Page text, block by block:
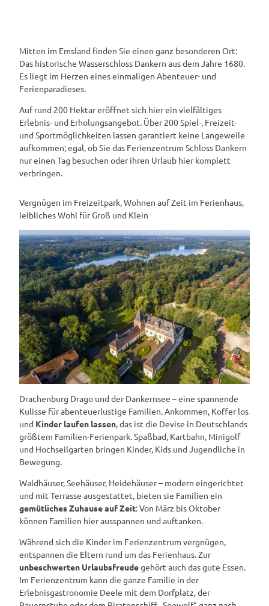
Mitten im Emsland finden Sie einen ganz besonderen Ort:
Das historische Wasserschloss Dankern aus dem Jahre 1680.
Es liegt im Herzen eines einmaligen Abenteuer- und
Ferienparadieses.
Auf rund 200 Hektar eröffnet sich hier ein vielfältiges
Erlebnis- und Erholungsangebot. Über 200 Spiel-, Freizeit-
und Sportmöglichkeiten lassen garantiert keine Langeweile
aufkommen; egal, ob Sie das Ferienzentrum Schloss Dankern
nur einen Tag besuchen oder ihren Urlaub hier komplett
verbringen.
Vergnügen im Freizeitpark, Wohnen auf Zeit im Ferienhaus,
leibliches Wohl für Groß und Klein
Drachenburg Drago und der Dankernsee – eine spannende
Kulisse für abenteuerlustige Familien. Ankommen, Koffer los
und Kinder laufen lassen, das ist die Devise in Deutschlands
größtem Familien-Ferienpark. Spaßbad, Kartbahn, Minigolf
und Hochseilgarten bringen Kinder, Kids und Jugendliche in
Bewegung.
Waldhäuser, Seehäuser, Heidehäuser – modern eingerichtet
und mit Terrasse ausgestattet, bieten sie Familien ein
gemütliches Zuhause auf Zeit: Von März bis Oktober
können Familien hier ausspannen und auftanken.
Während sich die Kinder im Ferienzentrum vergnügen,
entspannen die Eltern rund um das Ferienhaus. Zur
unbeschwerten Urlaubsfreudegehört auch das gute Essen.
Im Ferienzentrum kann die ganze Familie in der
Erlebnisgastronomie Deele mit dem Dorfplatz, der